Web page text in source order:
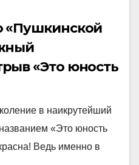
«Пушкинской
«Это юность
в наикрутейший
«Это юность
Ведь именно в